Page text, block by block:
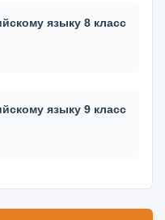
языку 8 класс
языку 9 класс